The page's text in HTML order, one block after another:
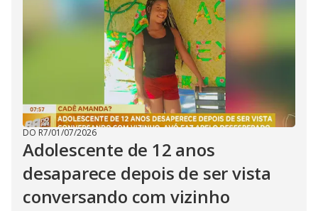
DO R7/01/07/2026
Adolescente de 12 anos
desaparece depois de ser vista
conversando com vizinho